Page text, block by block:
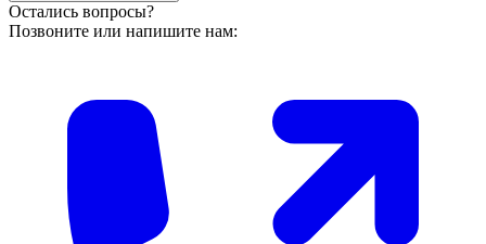
Остались вопросы?
Позвоните или напишите нам: